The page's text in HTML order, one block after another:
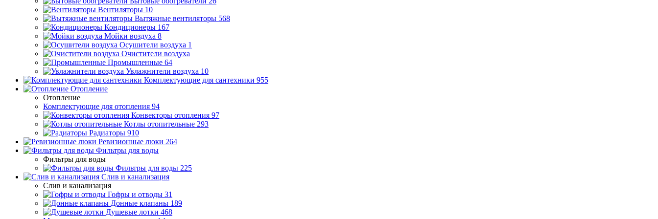
Вентиляторы 10
Вытяжные вентиляторы 568
Кондиционеры 167
Мойки воздуха 8
Осушители воздуха 1
Очистители воздуха
Промышленные 64
Увлажнители воздуха 10
Комплектующие для сантехники 955
Отопление
Отопление
Комплектующие для отопления 94
Конвекторы отопления 97
Котлы отопительные 293
Радиаторы 910
Ревизионные люки 264
Фильтры для воды
Фильтры для воды
Фильтры для воды 225
Слив и канализация
Слив и канализация
Гофры и отводы 31
Донные клапаны 189
Душевые лотки 468